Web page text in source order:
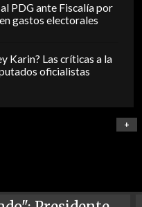
PDG ante Fiscalía por
gastos electorales
Karin? Las críticas a la
oficialistas
+